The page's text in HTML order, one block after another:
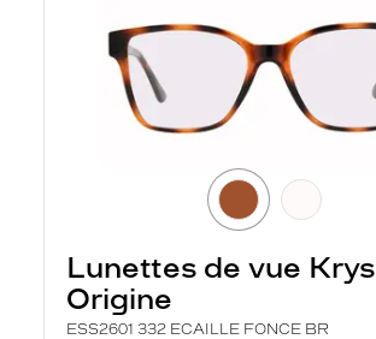
Lunettes de vue Krys
Origine
ESS2601 332 ECAILLE FONCE BR